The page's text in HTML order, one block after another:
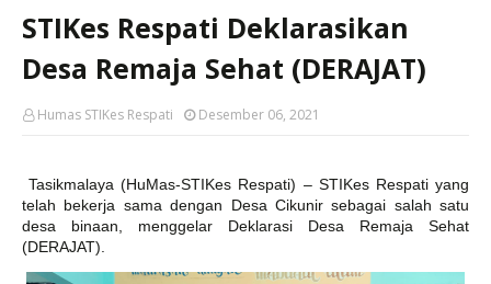
STIKes Respati Deklarasikan
Desa Remaja Sehat (DERAJAT)
Humas STIKes Respati Desember 06, 2021
Tasikmalaya (HuMas-STIKes Respati) – STIKes Respati yang
telah bekerja sama dengan Desa Cikunir sebagai salah satu
desa binaan, menggelar Deklarasi Desa Remaja Sehat
(DERAJAT).